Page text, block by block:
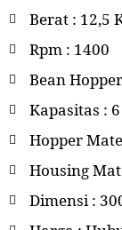
Berat : 12,5
Rpm : 1400
Bean
Kapasitas :
Hopper
Housing
Dimensi :